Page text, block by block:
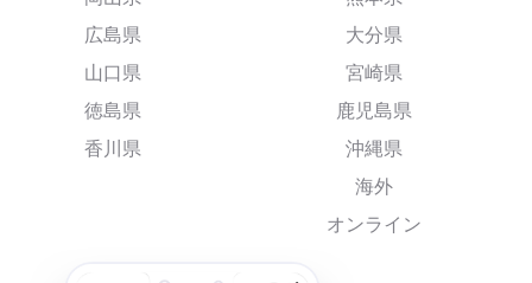
広島県
山口県
徳島県
香川県
大分県
宮崎県
鹿児島県
沖縄県
海外
オンライン